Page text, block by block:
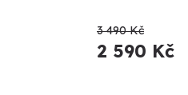
3 490 Kč
2 590 Kč